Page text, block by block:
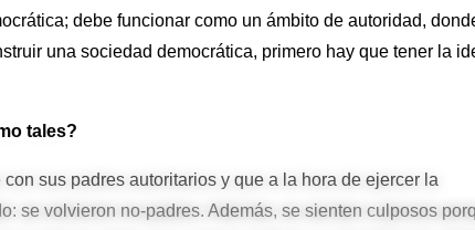
debe funcionar como un ámbito de autoridad,
una sociedad democrática, primero hay que tener la
tales?
sus padres autoritarios y que a la hora de ejercer la
se volvieron no-padres. Además, se sienten culposos